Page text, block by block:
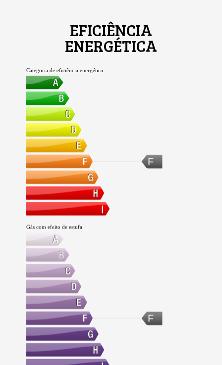
EFICIÊNCIA
ENERGÉTICA
F
Categoria de eficiência energética
F
Gás com efeito de estufa